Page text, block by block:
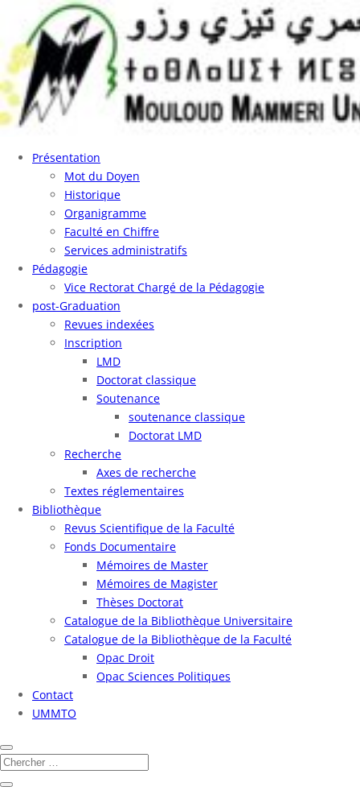
Présentation
Mot du Doyen
Historique
Organigramme
Faculté en Chiffre
Services administratifs
Pédagogie
Vice Rectorat Chargé de la Pédagogie
post-Graduation
Revues indexées
Inscription
LMD
Doctorat classique
Soutenance
soutenance classique
Doctorat LMD
Recherche
Axes de recherche
Textes réglementaires
Bibliothèque
Revus Scientifique de la Faculté
Fonds Documentaire
Mémoires de Master
Mémoires de Magister
Thèses Doctorat
Catalogue de la Bibliothèque Universitaire
Catalogue de la Bibliothèque de la Faculté
Opac Droit
Opac Sciences Politiques
Contact
UMMTO